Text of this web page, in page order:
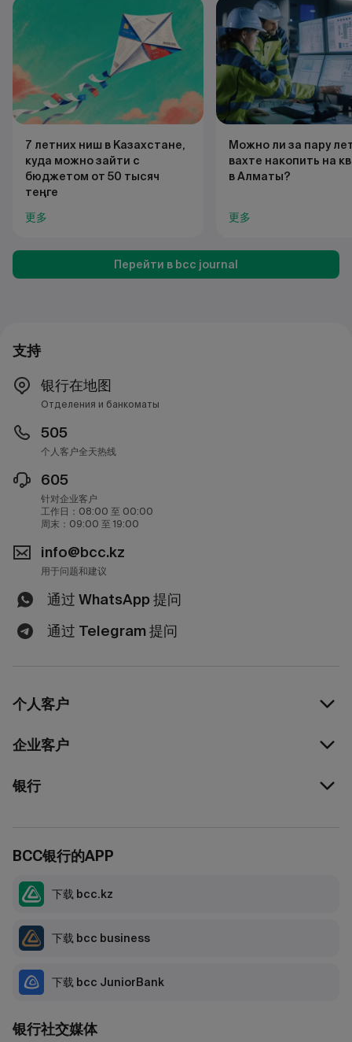
7 летних ниш в Казахстане,
куда можно зайти с
бюджетом от 50 тысяч
теңге
更多
Можно ли за пару
вахте накопить на
в Алматы?
更多
Перейти в bcc journal
支持
银行在地图
Отделения и банкоматы
505
个人客户全天热线
605
针对企业客户
工作日：08:00 至 00:00
周末：09:00 至 19:00
info@bcc.kz
用于问题和建议
通过 WhatsApp 提问
通过 Telegram 提问
个人客户
企业客户
银行
银行社交媒体
BCC银行的APP
下载 bcc.kz
下载 bcc business
下载 bcc JuniorBank